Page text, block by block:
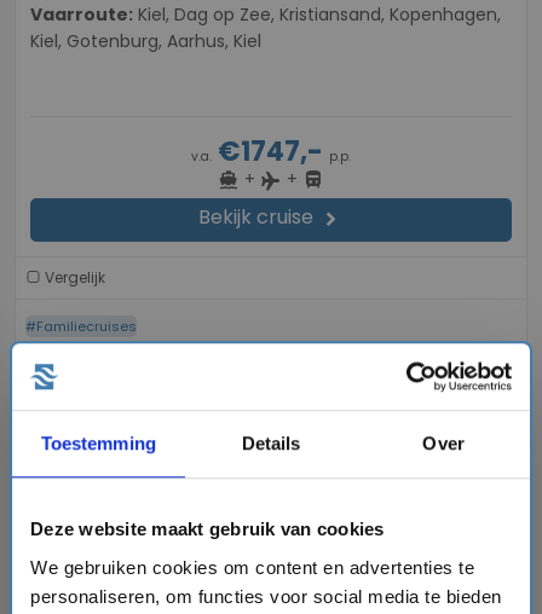
Toestemming Details Over
Deze website maakt gebruik van cookies
We gebruiken cookies om content en advertenties te
personaliseren, om functies voor social media te bieden
Vaarroute:
Kiel, Gotenburg, Aarhus, Kiel
v.a. €1747,- p.p.
directions_boat + flight + directions_bus
Bekijk cruise chevron_right
Vergelijk
#Familiecruises
favorite